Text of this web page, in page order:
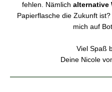
fehlen. Nämlich alternative
Papierflasche die Zukunft
mich auf
Viel Spaß
Deine Nicole